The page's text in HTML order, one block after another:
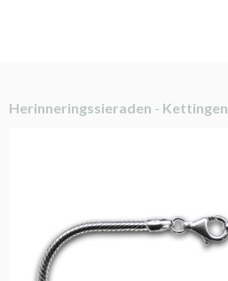
Herinneringssieraden - Kettingen